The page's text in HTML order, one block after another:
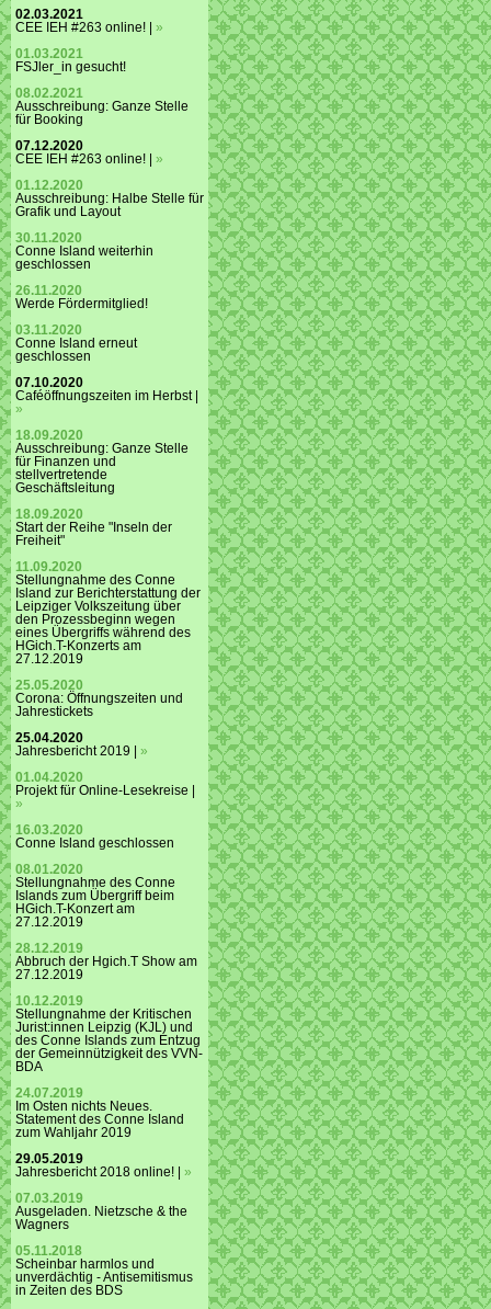
02.03.2021
CEE IEH #263 online! | »
01.03.2021
FSJler_in gesucht!
08.02.2021
Ausschreibung: Ganze Stelle
für Booking
07.12.2020
CEE IEH #263 online! | »
01.12.2020
Ausschreibung: Halbe Stelle für
Grafik und Layout
30.11.2020
Conne Island weiterhin
geschlossen
26.11.2020
Werde Fördermitglied!
03.11.2020
Conne Island erneut
geschlossen
07.10.2020
Caféöffnungszeiten im Herbst |
»
18.09.2020
Ausschreibung: Ganze Stelle
für Finanzen und
stellvertretende
Geschäftsleitung
18.09.2020
Start der Reihe "Inseln der
Freiheit"
11.09.2020
Stellungnahme des Conne
Island zur Berichterstattung der
Leipziger Volkszeitung über
den Prozessbeginn wegen
eines Übergriffs während des
HGich.T-Konzerts am
27.12.2019
25.05.2020
Corona: Öffnungszeiten und
Jahrestickets
25.04.2020
Jahresbericht 2019 | »
01.04.2020
Projekt für Online-Lesekreise |
»
16.03.2020
Conne Island geschlossen
08.01.2020
Stellungnahme des Conne
Islands zum Übergriff beim
HGich.T-Konzert am
27.12.2019
28.12.2019
Abbruch der Hgich.T Show am
27.12.2019
10.12.2019
Stellungnahme der Kritischen
Jurist:innen Leipzig (KJL) und
des Conne Islands zum Entzug
der Gemeinnützigkeit des VVN-
BDA
24.07.2019
Im Osten nichts Neues.
Statement des Conne Island
zum Wahljahr 2019
29.05.2019
Jahresbericht 2018 online! | »
07.03.2019
Ausgeladen. Nietzsche & the
Wagners
05.11.2018
Scheinbar harmlos und
unverdächtig - Antisemitismus
in Zeiten des BDS